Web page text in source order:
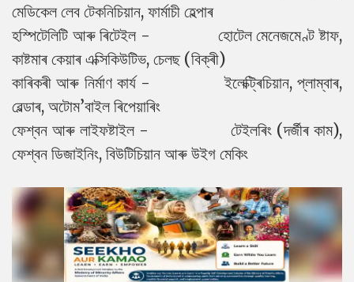
মেডিকেল লেব টেকনিচিয়ান, ফাৰ্মাচী হেল্পাৰ
হস্পিটেলিটি আৰু ৰিটেইল - হোটেল মেনেজমেণ্ট ষ্টাফ,
কাষ্টমাৰ কেয়াৰ এক্সিকিউটিভ, চেলছ (বিক্ৰী)
কাৰিকৰী আৰু নিৰ্মাণ কাৰ্য - ইলেক্ট্ৰিচিয়ান, প্লাম্বাৰ,
ৱেল্ডাৰ, অটোম’বাইল ৰিপেয়াৰিং
ফেশ্বন আৰু লাইফষ্টাইল - টেইলৰিং (দৰ্জীৰ কাম),
ফেশ্বন ডিজাইনিং, বিউটিচিয়ান আৰু উইগ মেকিং